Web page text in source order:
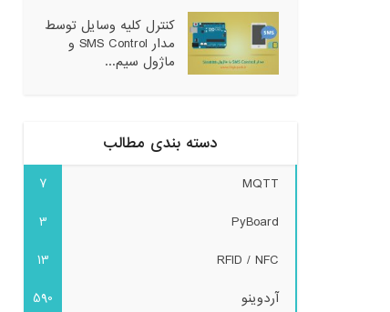
کنترل کلیه وسایل توسط
مدار SMS Control و
ماژول سیم...
دسته بندی مطالب
MQTT
7
PyBoard
3
RFID / NFC
13
آردوینو
590